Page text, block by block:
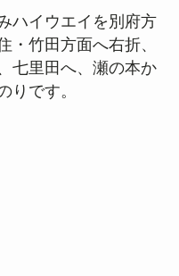
ハイウエイを別府方
・竹田方面へ右折、
七里田へ、瀬の本か
りです。